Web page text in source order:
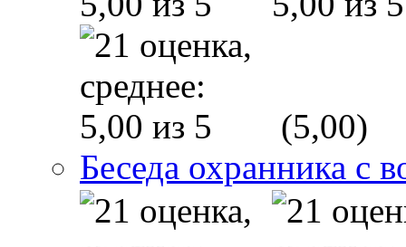
(5,00)
Беседа охранника с